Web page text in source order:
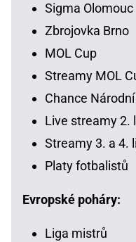
Sigma Olomouc
Zbrojovka Brno
MOL Cup
Streamy MOL
Chance
Live streamy 2.
Streamy 3. a 4.
Platy fotbalistů
Evropské poháry:
Liga mistrů